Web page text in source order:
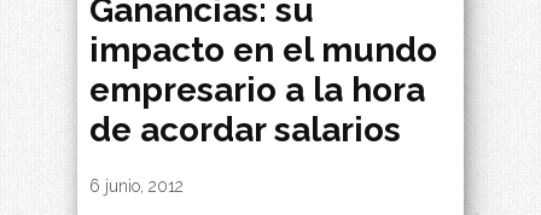
Ganancias: su
impacto en el mundo
empresario a la hora
de acordar salarios
By |
6 junio, 2012